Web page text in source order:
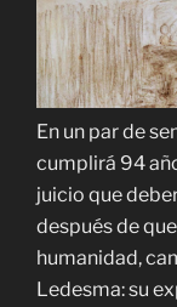
En un par de
cumplirá 94
juicio que
después de
humanidad,
Ledesma: su